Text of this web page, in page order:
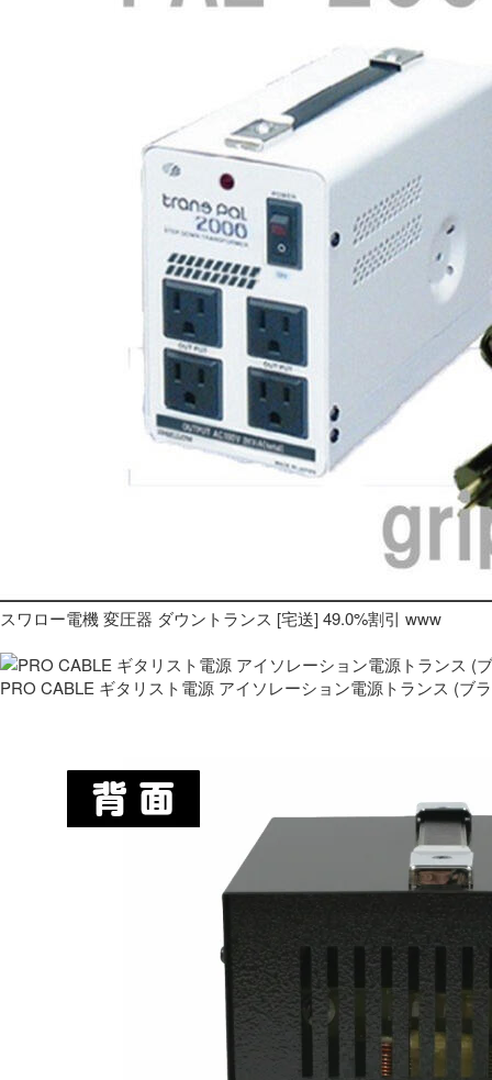
スワロー電機 変圧器 ダウントランス [宅送] 49.0%割引 www
PRO CABLE ギタリスト電源 アイソレーション電源トランス (ブ